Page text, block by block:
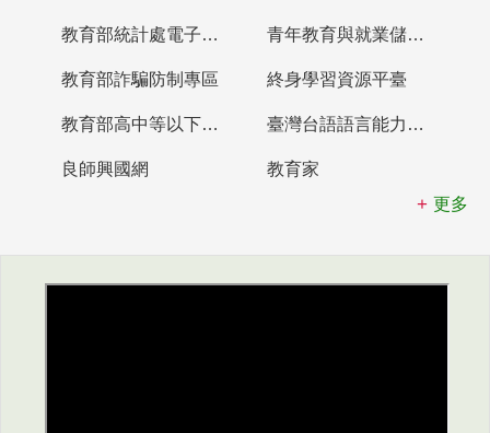
教育部統計處電子書櫃 青年教育與就業儲蓄帳戶
教育部詐騙防制專區 終身學習資源平臺
教育部高中等以下學校及幼兒園教師資格檢定考試 臺灣台語語言能力認證網站
良師興國網
教育家
更多